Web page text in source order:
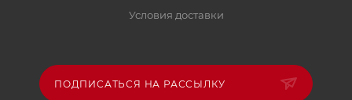
Условия доставки
ПОДПИСАТЬСЯ НА РАССЫЛКУ